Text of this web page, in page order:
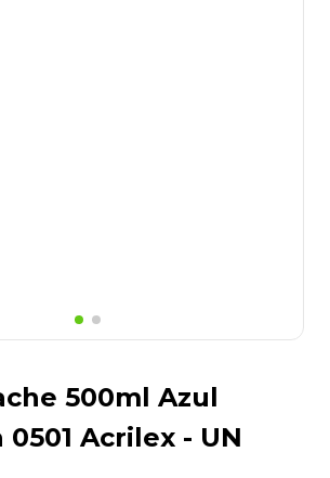
500ml Azul
Acrilex - UN